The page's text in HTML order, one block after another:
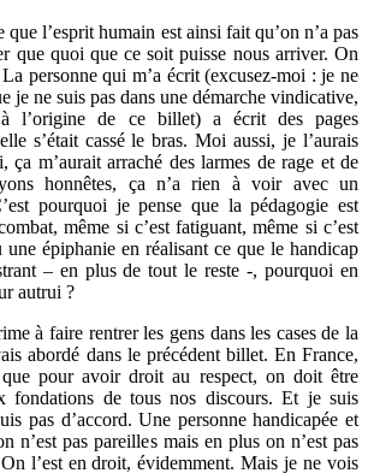
que l’esprit humain est ainsi fait qu’on n’a pas
que quoi que ce soit puisse nous arriver. On
personne qui m’a écrit (excusez-moi : je ne
je ne suis pas dans une démarche vindicative,
l’origine de ce billet) a écrit des pages
s’était cassé le bras. Moi aussi, je l’aurais
m’aurait arraché des larmes de rage et de
honnêtes, ça n’a rien à voir avec un
pourquoi je pense que la pédagogie est
même si c’est fatiguant, même si c’est
une épiphanie en réalisant ce que le handicap
– en plus de tout le reste -, pourquoi en
autrui ?
à faire rentrer les gens dans les cases de la
abordé dans le précédent billet. En France,
pour avoir droit au respect, on doit être
fondations de tous nos discours. Et je suis
pas d’accord. Une personne handicapée et
n’est pas pareilles mais en plus on n’est pas
l’est en droit, évidemment. Mais je ne vois